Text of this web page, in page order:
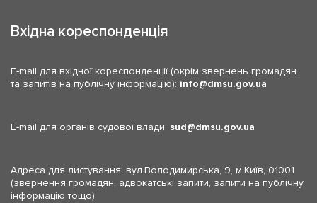
Вхідна кореспонденція
E-mail для вхідної кореспонденції (окрім звернень громадян
та запитів на публічну інформацію): info dmsu.gov.ua
E-mail для органів судової влади: sud dmsu.gov.ua
Адреса для листування: вул.Володимирська, 9, м.Київ, 01001
(звернення громадян, адвокатські запити, запити на публічну
інформацію тощо)